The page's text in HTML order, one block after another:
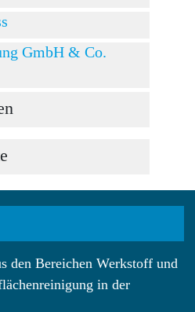
GmbH & Co.
den Bereichen Werkstoff und
in der